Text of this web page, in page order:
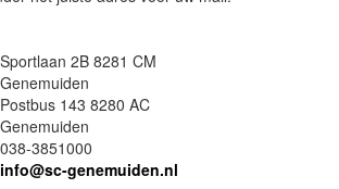
Sportlaan 2B 8281 CM
Genemuiden
Postbus 143 8280 AC
Genemuiden
038-3851000
info@sc-genemuiden.nl